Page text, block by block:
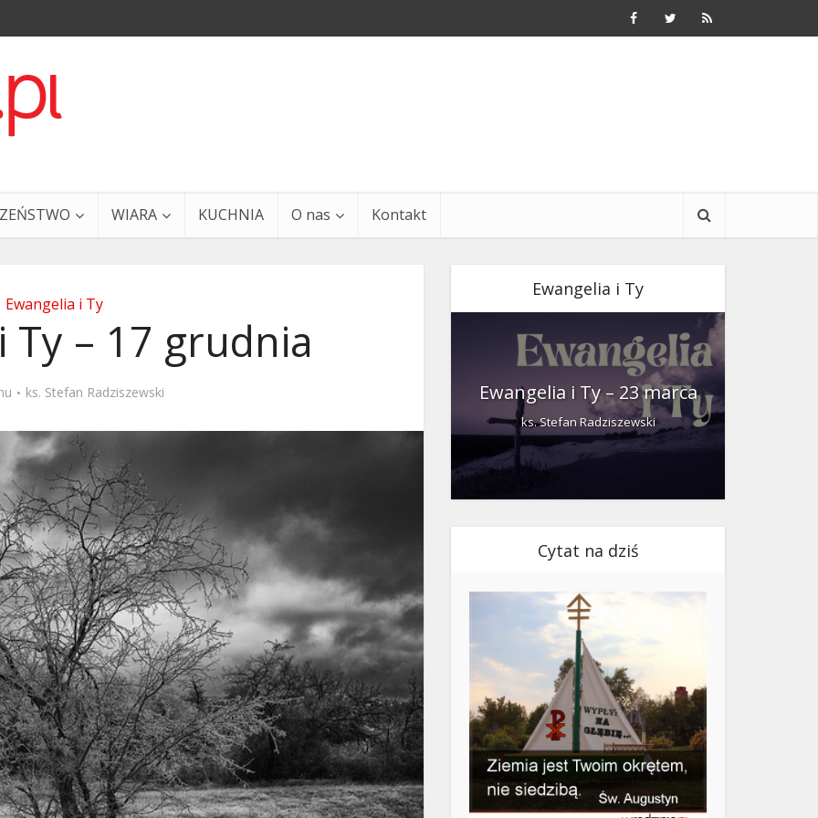
WIARA KUCHNIA O nas Kontakt
Ewangelia i Ty
Ty – 17 grudnia
ks. Stefan Radziszewski
Ewangelia i Ty
i Ty – 29 grudnia Ewangelia i Ty – 23 marca
ks. Stefan Radziszewski
Cytat na dziś